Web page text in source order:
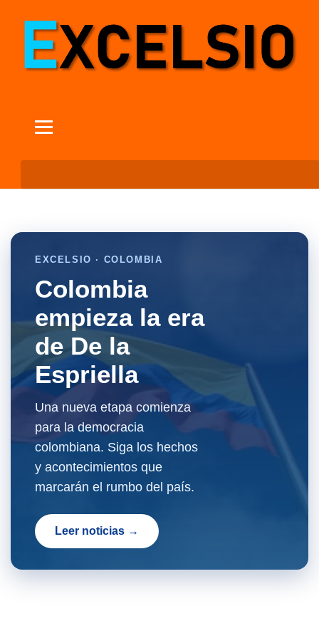
EXCELSIO · COLOMBIA
Colombia
empieza la era
de De la
Espriella
Una nueva etapa comienza
para la democracia
colombiana. Siga los hechos
y acontecimientos que
marcarán el rumbo del país.
Leer noticias →